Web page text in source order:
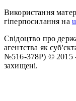
Використання
гіперпосилання на
Свідоцтво про
агентства як
№516-378Р) © 2015
захищені.